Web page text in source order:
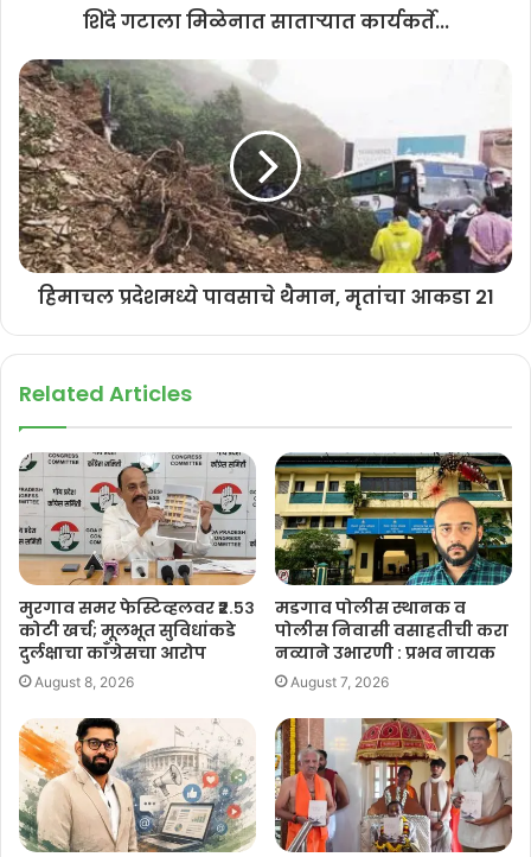
पारदर्शकता राखली पाहिजे आणि कायद्याच्या चौकटीत राहून काम करणे हे महत्त्वाचे
राजकारण्यांना किंवा सर्वसामान्यांना लक्ष्य करू नये, असे आवाहन युरी आलेमाव यांनी
केले आहे.
शिंदे गटाला मिळेनात साताऱ्यात कार्यकर्ते...
हिमाचल प्रदेशमध्ये पावसाचे थैमान, मृतांचा आकडा 21
Related Articles
मुरगाव समर फेस्टिव्हलवर ₹२.५३
कोटी खर्च; मूलभूत सुविधांकडे
दुर्लक्षाचा काँग्रेसचा आरोप
August 8, 2026
मडगाव पोलीस स्थानक व
पोलीस निवासी वसाहतीची करा
नव्याने उभारणी : प्रभव नायक
August 7, 2026